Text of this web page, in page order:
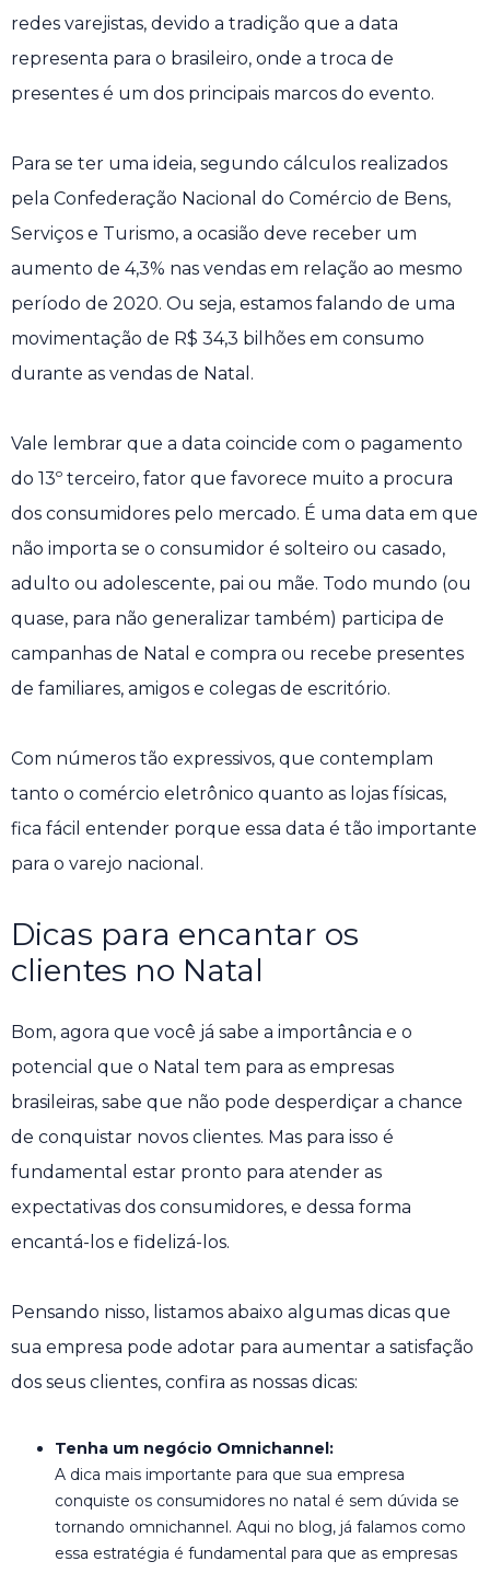
redes varejistas, devido a tradição que a data
representa para o brasileiro, onde a troca de
presentes é um dos principais marcos do evento.
Para se ter uma ideia, segundo cálculos realizados
pela Confederação Nacional do Comércio de Bens,
Serviços e Turismo, a ocasião deve receber um
aumento de 4,3% nas vendas em relação ao mesmo
período de 2020. Ou seja, estamos falando de uma
movimentação de R$ 34,3 bilhões em consumo
durante as vendas de Natal.
Vale lembrar que a data coincide com o pagamento
do 13º terceiro, fator que favorece muito a procura
dos consumidores pelo mercado. É uma data em que
não importa se o consumidor é solteiro ou casado,
adulto ou adolescente, pai ou mãe. Todo mundo (ou
quase, para não generalizar também) participa de
campanhas de Natal e compra ou recebe presentes
de familiares, amigos e colegas de escritório.
Com números tão expressivos, que contemplam
tanto o comércio eletrônico quanto as lojas físicas,
fica fácil entender porque essa data é tão importante
para o varejo nacional.
Dicas para encantar os
clientes no Natal
Bom, agora que você já sabe a importância e o
potencial que o Natal tem para as empresas
brasileiras, sabe que não pode desperdiçar a chance
de conquistar novos clientes. Mas para isso é
fundamental estar pronto para atender as
expectativas dos consumidores, e dessa forma
encantá-los e fidelizá-los.
Pensando nisso, listamos abaixo algumas dicas que
sua empresa pode adotar para aumentar a satisfação
dos seus clientes, confira as nossas dicas:
Tenha um negócio Omnichannel:
A dica mais importante para que sua empresa
conquiste os consumidores no natal é sem dúvida se
tornando omnichannel. Aqui no blog, já falamos como
essa estratégia é fundamental para que as empresas